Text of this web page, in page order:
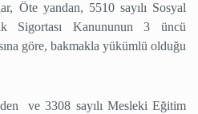
Öte yandan, 5510 sayılı Sosyal
Sigortası Kanununun 3 üncü
göre, bakmakla yükümlü olduğu
ve 3308 sayılı Mesleki Eğitim